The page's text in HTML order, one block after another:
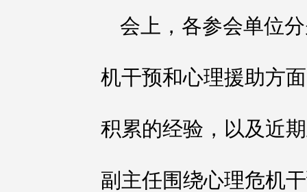
会上，各参会单位
机干预和心理援助方
积累的经验，以及近
副主任围绕心理危机